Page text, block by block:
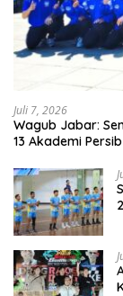
Juli 7, 2026
Wagub Jabar:
13 Akademi